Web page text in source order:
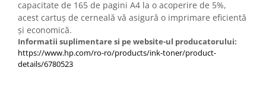
capacitate de 165 de pagini A4 la o acoperire de 5%,
acest cartuș de cerneală vă asigură o imprimare eficientă
și economică.
Informatii suplimentare si pe website-ul producatorului:
https://www.hp.com/ro-ro/products/ink-toner/product-
details/6780523